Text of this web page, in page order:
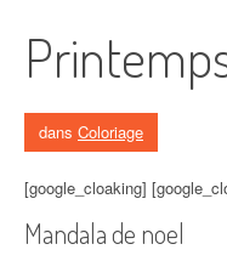
dans Coloriage
[google_cloaking]
Mandala de noel